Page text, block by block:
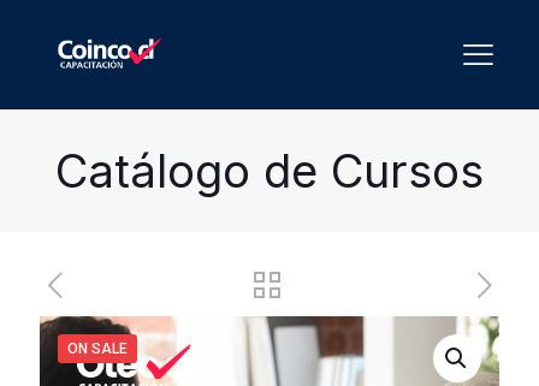
Catálogo de Cursos
ON SALE